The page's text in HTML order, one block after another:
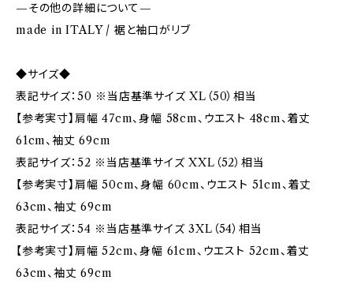
—その他の詳細について—
made in ITALY / 裾と袖口がリブ
◆サイズ◆
表記サイズ：50 ※当店基準サイズ XL（50）相当
【参考実寸】肩幅 47cm、身幅 58cm、ウエスト 48cm、着丈
61cm、袖丈 69cm
表記サイズ：52 ※当店基準サイズ XXL（52）相当
【参考実寸】肩幅 50cm、身幅 60cm、ウエスト 51cm、着丈
63cm、袖丈 69cm
表記サイズ：54 ※当店基準サイズ 3XL（54）相当
【参考実寸】肩幅 52cm、身幅 61cm、ウエスト 52cm、着丈
63cm、袖丈 69cm